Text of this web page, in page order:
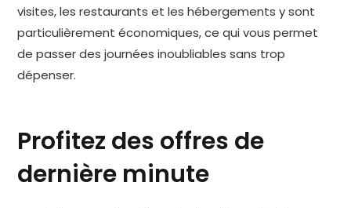
visites, les restaurants et les hébergements y sont
particulièrement économiques, ce qui vous permet
de passer des journées inoubliables sans trop
dépenser.
Profitez des offres de
dernière minute